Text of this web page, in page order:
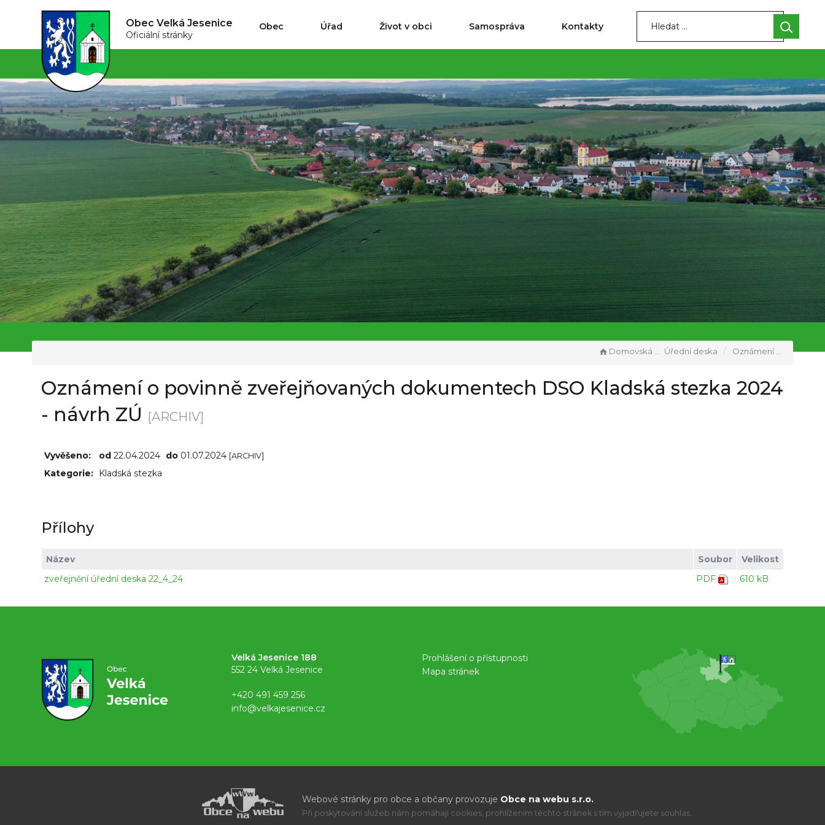
Obec Velká Jesenice
Oficiální stránky
Obec Úřad Život v obci Samospráva Kontakty
Domovská stránka Úřední deska Oznámení o povinně zveřejňovaných dokumentech DSO Kladská stezka 2024 - návrh ZÚ
Oznámení o povinně zveřejňovaných dokumentech DSO Kladská stezka 2024
- návrh ZÚ [ARCHIV]
Vyvěšeno: od 22.04.2024 do 01.07.2024 [ARCHIV]
Kategorie: Kladská stezka
Přílohy
Název Soubor
Velikost
zveřejnění úřední deska 22_4_24
PDF 610 kB
Velká Jesenice 188
552 24 Velká Jesenice
+420 491 459 256
info@velkajesenice.cz
Prohlášení o přístupnosti
Mapa stránek
Webové stránky pro obce a občany provozuje Obce na webu s.r.o.
Při poskytování služeb nám pomáhají cookies, prohlížením těchto stránek s tím vyjadřujete souhlas.